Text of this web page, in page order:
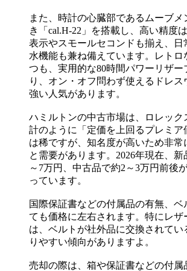
また、時計の心臓部であるムーブメ
き「cal.H-22」を搭載し、高い精度
表示やスモールセコンドも揃え、日
水機能も兼ね備えています。レトロ
つも、実用的な80時間パワーリザー
り、オン・オフ問わず使えるドレス
強い人気があります。
ハミルトンの中古市場は、ロレック
計のように「定価を上回るプレミア
は稀ですが、知名度が高いため非常
と需要があります。2026年現在、
～7万円、中古品で約2～3万円前後
っています。
国際保証書などの付属品の有無、ベ
ても価格に左右されます。特にレザ
は、ベルトが社外品に交換されてい
りやすい傾向がありますよ。
売却の際は、箱や保証書などの付属